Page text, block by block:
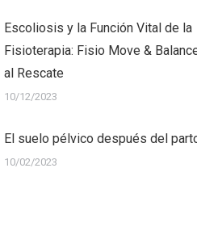
Escoliosis y la Función Vital de la
Fisioterapia: Fisio Move &
al Rescate
10/12/2023
El suelo pélvico después del
10/02/2023